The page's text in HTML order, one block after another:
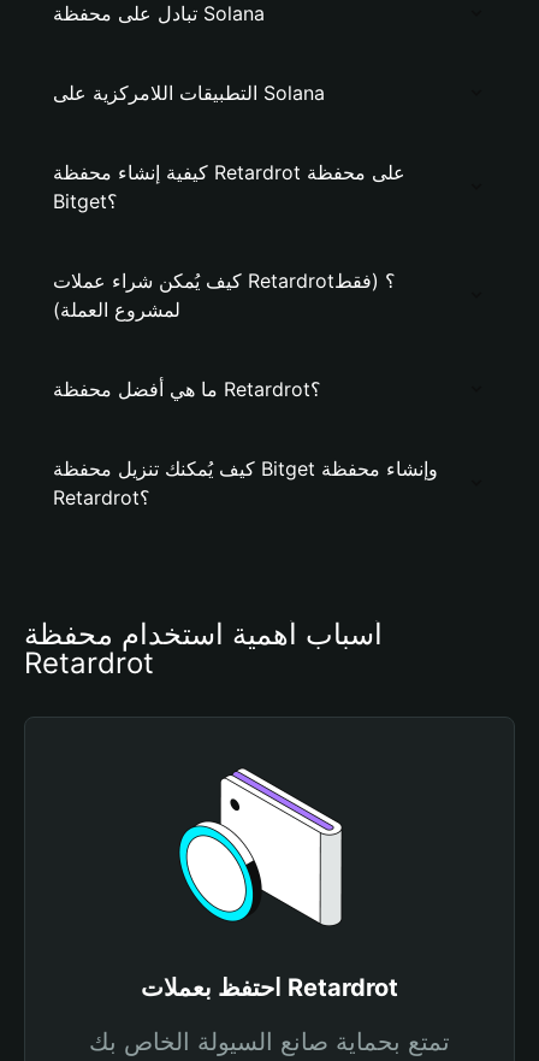
تبادل على محفظة Solana
التطبيقات اللامركزية على Solana
كيفية إنشاء محفظة Retardrot على محفظة
Bitget؟
كيف يُمكن شراء عملات Retardrot؟ (فقط
لمشروع العملة)
ما هي أفضل محفظة Retardrot؟
كيف يُمكنك تنزيل محفظة Bitget وإنشاء محفظة
Retardrot؟
أسباب أهمية استخدام محفظة
Retardrot
احتفظ بعملات Retardrot
تمتع بحماية صانع السيولة الخاص بك